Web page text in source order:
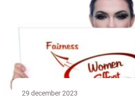
29 december 2023